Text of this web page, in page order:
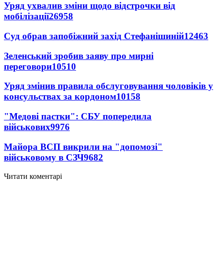
Уряд ухвалив зміни щодо відстрочки від
мобілізації26958
Суд обрав запобіжний захід Стефанішиній12463
Зеленський зробив заяву про мирні
переговори10510
Уряд змінив правила обслуговування чоловіків у
консульствах за кордоном10158
"Медові пастки": СБУ попередила
військових9976
Майора ВСП викрили на "допомозі"
військовому в СЗЧ9682
Читати коментарі